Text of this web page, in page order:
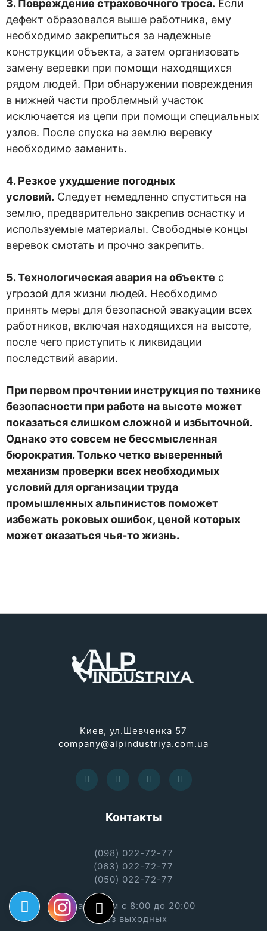
3. Повреждение страховочного троса. Если
дефект образовался выше работника, ему
необходимо закрепиться за надежные
конструкции объекта, а затем организовать
замену веревки при помощи находящихся
рядом людей. При обнаружении повреждения
в нижней части проблемный участок
исключается из цепи при помощи специальных
узлов. После спуска на землю веревку
необходимо заменить.
4. Резкое ухудшение погодных
условий. Следует немедленно спуститься на
землю, предварительно закрепив оснастку и
используемые материалы. Свободные концы
веревок смотать и прочно закрепить.
5. Технологическая авария на объекте с
угрозой для жизни людей. Необходимо
принять меры для безопасной эвакуации всех
работников, включая находящихся на высоте,
после чего приступить к ликвидации
последствий аварии.
При первом прочтении инструкция по технике
безопасности при работе на высоте может
показаться слишком сложной и избыточной.
Однако это совсем не бессмысленная
бюрократия. Только четко выверенный
механизм проверки всех необходимых
условий для организации труда
промышленных альпинистов поможет
избежать роковых ошибок, ценой которых
может оказаться чья-то жизнь.
Киев, ул.Шевченка 57
company@alpindustriya.com.ua
Контакты
(098) 022-72-77
(063) 022-72-77
(050) 022-72-77
Работаем с 8:00 до 20:00
без выходных